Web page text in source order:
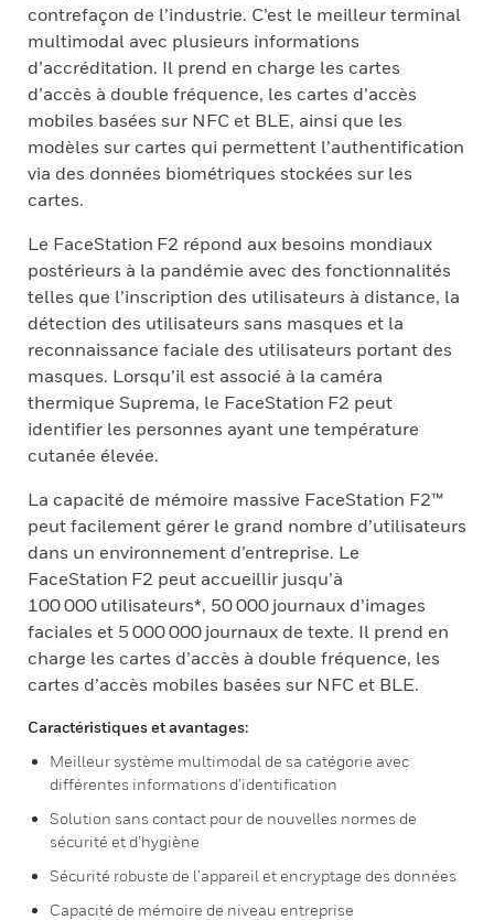
contrefaçon de l’industrie. C’est le meilleur terminal
multimodal avec plusieurs informations
d’accréditation. Il prend en charge les cartes
d’accès à double fréquence, les cartes d’accès
mobiles basées sur NFC et BLE, ainsi que les
modèles sur cartes qui permettent l’authentification
via des données biométriques stockées sur les
cartes.
Le FaceStation F2 répond aux besoins mondiaux
postérieurs à la pandémie avec des fonctionnalités
telles que l’inscription des utilisateurs à distance, la
détection des utilisateurs sans masques et la
reconnaissance faciale des utilisateurs portant des
masques. Lorsqu’il est associé à la caméra
thermique Suprema, le FaceStation F2 peut
identifier les personnes ayant une température
cutanée élevée.
La capacité de mémoire massive FaceStation F2™
peut facilement gérer le grand nombre d’utilisateurs
dans un environnement d’entreprise. Le
FaceStation F2 peut accueillir jusqu’à
100 000 utilisateurs*, 50 000 journaux d’images
faciales et 5 000 000 journaux de texte. Il prend en
charge les cartes d’accès à double fréquence, les
cartes d’accès mobiles basées sur NFC et BLE.
Caractéristiques et avantages:
Meilleur système multimodal de sa catégorie avec
différentes informations d’identification
Solution sans contact pour de nouvelles normes de
sécurité et d’hygiène
Sécurité robuste de l’appareil et encryptage des données
Capacité de mémoire de niveau entreprise